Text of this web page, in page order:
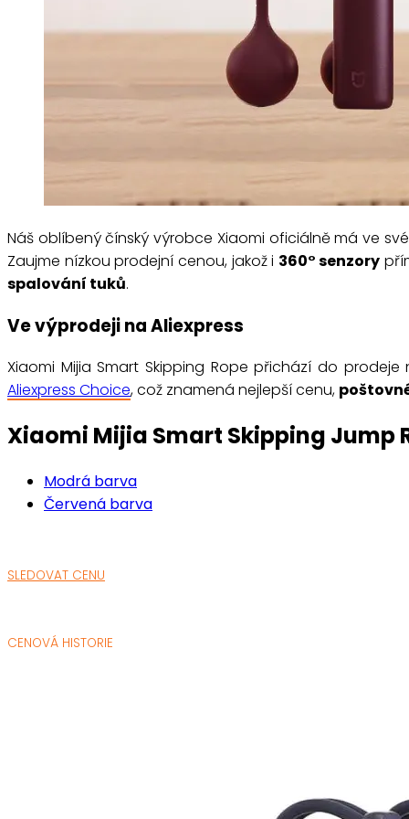
Náš oblíbený čínský výrobce Xiaomi oficiálně má ve
Zaujme nízkou prodejní cenou, jakož i 360° senzory
spalování tuků.
Ve výprodeji na Aliexpress
Xiaomi Mijia Smart Skipping Rope přichází do
Aliexpress Choice, což znamená nejlepší cenu,
Xiaomi Mijia Smart Skipping Jump
Modrá barva
Červená barva
SLEDOVAT CENU
CENOVÁ HISTORIE